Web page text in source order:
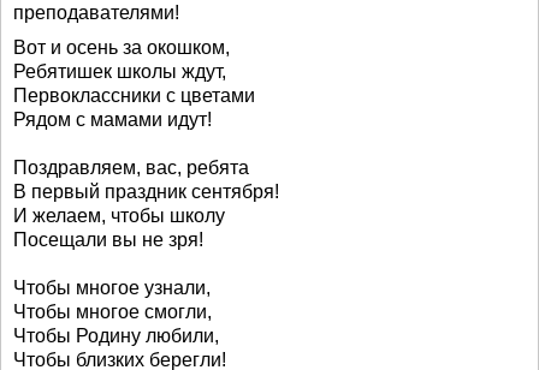
преподавателями!
Вот и осень за окошком,
Ребятишек школы ждут,
Первоклассники с цветами
Рядом с мамами идут!
Поздравляем, вас, ребята
В первый праздник сентября!
И желаем, чтобы школу
Посещали вы не зря!
Чтобы многое узнали,
Чтобы многое смогли,
Чтобы Родину любили,
Чтобы близких берегли!